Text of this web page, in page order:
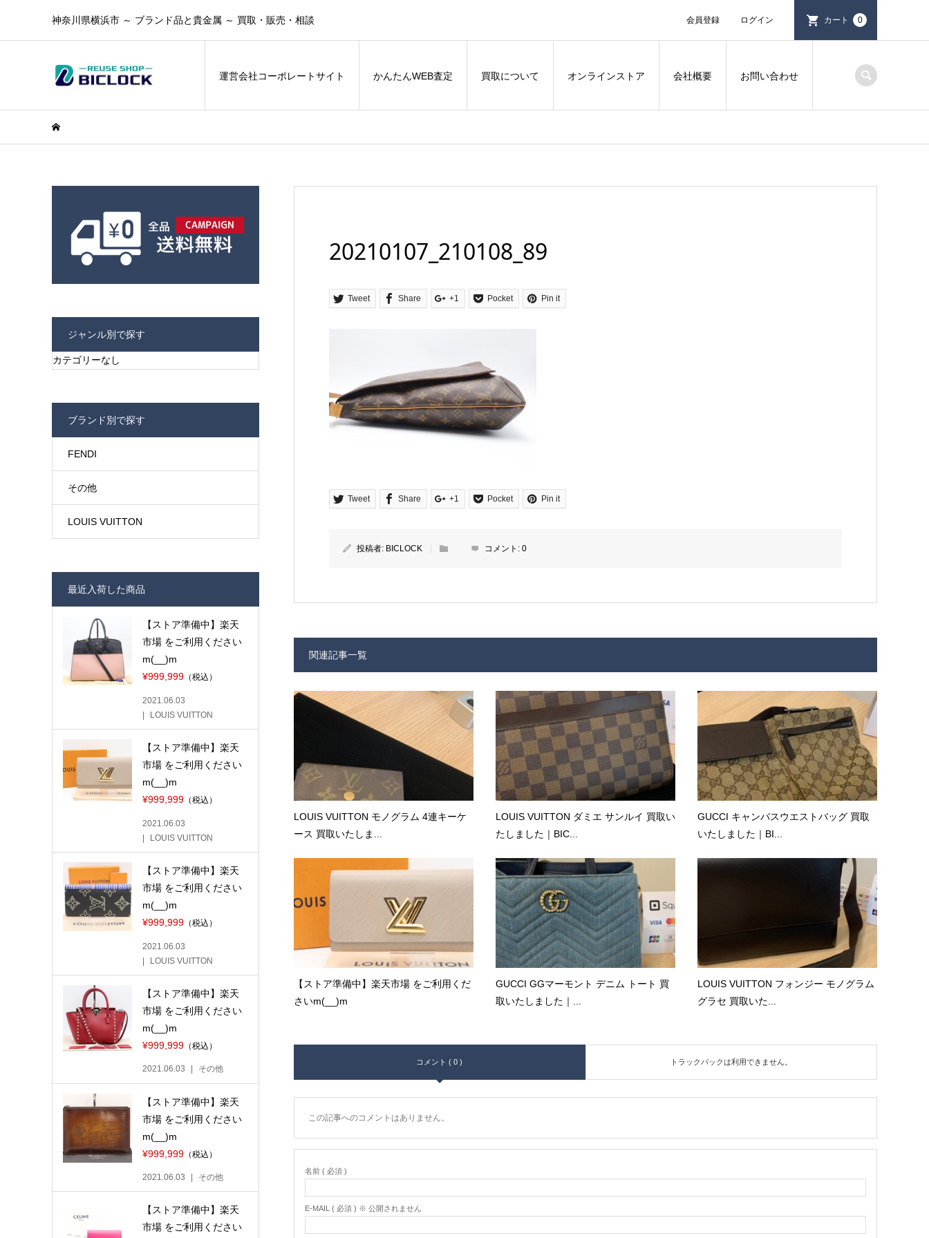
神奈川県横浜市 ～ ブランド品と貴金属 ～ 買取・販売・相談 会員登録 ログイン カート 0
運営会社コーポレートサイト かんたんWEB査定 買取について オンラインストア 会社概要 お問い合わせ
20210107_210108_89
Tweet Share +1 Pocket Pin it
Tweet Share +1 Pocket Pin it
投稿者: BICLOCK コメント: 0
関連記事一覧
LOUIS VUITTON モノグラム 4連キーケ
ース 買取いたしま...
LOUIS VUITTON ダミエ サンルイ 買取い
たしました｜BIC...
GUCCI キャンバスウエストバッグ 買取
いたしました｜BI...
【ストア準備中】楽天市場 をご利用くだ
さいm(__)m
GUCCI GGマーモント デニム トート 買
取いたしました｜...
LOUIS VUITTON フォンジー モノグラム
グラセ 買取いた...
コメント ( 0 ) トラックバックは利用できません。
この記事へのコメントはありません。
名前 ( 必須 )
E-MAIL ( 必須 ) ※ 公開されません
ジャンル別で探す
カテゴリーなし
ブランド別で探す
FENDI
その他
LOUIS VUITTON
最近入荷した商品
【ストア準備中】楽天
市場 をご利用ください
m(__)m
¥999,999（税込）
2021.06.03
LOUIS VUITTON
【ストア準備中】楽天
市場 をご利用ください
m(__)m
¥999,999（税込）
2021.06.03
LOUIS VUITTON
【ストア準備中】楽天
市場 をご利用ください
m(__)m
¥999,999（税込）
2021.06.03
LOUIS VUITTON
【ストア準備中】楽天
市場 をご利用ください
m(__)m
¥999,999（税込）
2021.06.03 その他
【ストア準備中】楽天
市場 をご利用ください
m(__)m
¥999,999（税込）
2021.06.03 その他
【ストア準備中】楽天
市場 をご利用ください